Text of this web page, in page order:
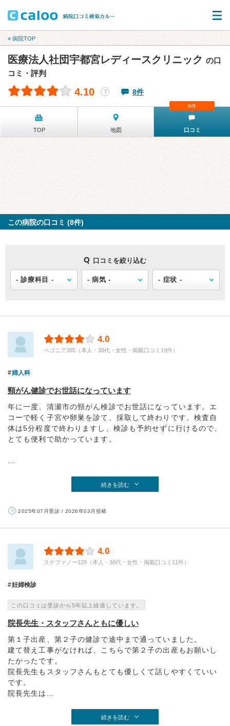
« 病院TOP
医療法人社団宇都宮レディースクリニック の口
コミ・評判
4.10 ？ 8件
TOP 地図 口コミ
8件
この病院の口コミ (8件)
口コミを絞り込む
4.0
ベゴニア385（本人・30代・女性・掲載口コミ19件）
婦人科
頸がん健診でお世話になっています
年に一度、清瀬市の頸がん検診でお世話になっています。エ
コーで軽く子宮や卵巣を診て、採取して終わりです。検査自
体は5分程度で終わりますし、検診も予約せずに行けるので、
とても便利で助かっています。
続きを読む
2025年07月受診 / 2026年03月投稿
4.0
ステファノー129（本人・30代・女性・掲載口コミ11件）
妊婦検診
この口コミは受診から5年以上経過しています。
院長先生・スタッフさんともに優しい
第１子出産、第２子の健診で途中まで通っていました。
建て替え工事がなければ、こちらで第２子の出産もお願いし
たかったです。
院長先生もスタッフさんもとても優しくて話しやすくていい
です。
院長先生は...
続きを読む